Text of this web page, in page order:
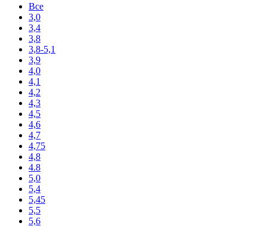
Все
3,0
3,4
3,8
3,8-5,1
3,9
4,0
4,1
4,2
4,3
4,5
4,6
4,7
4,75
4,8
4.8
5,0
5,4
5,45
5,5
5,6